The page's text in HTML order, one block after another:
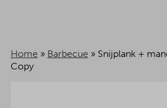
Home » Barbecue » Snijplank +
Copy